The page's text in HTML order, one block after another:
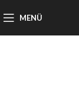
MENÜ